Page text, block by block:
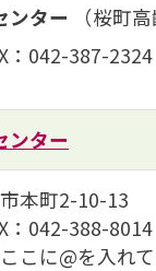
ンター （桜町
：042-387-2324
ンター
本町2-10-13
：042-388-8014
こに@を入れ